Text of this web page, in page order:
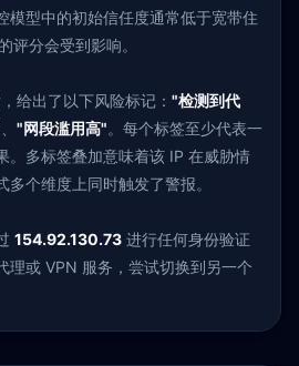
模型中的初始信任度通常低于宽带住
评分会受到影响。
给出了以下风险标记： "检测到代
"网段滥用高"。每个标签至少代表一
。多标签叠加意味着该 IP 在威胁情
个维度上同时触发了警报。
154.92.130.73 进行任何身份验证
理或 VPN 服务，尝试切换到另一个